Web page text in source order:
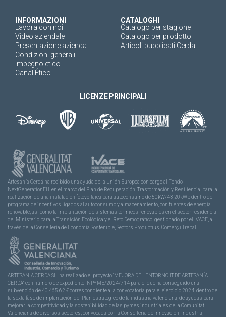
INFORMAZIONI
Lavora con noi
Video aziendale
Presentazione azienda
Condizioni generali
Impegno etico
Canal Ético
CATALOGHI
Catalogo per stagione
Catalogo per prodotto
Articoli pubblicati Cerda
LICENZE PRINCIPALI
Artesanía Cerdá ha recibido una ayuda de la Unión Europea con cargo al Fondo
NextGenerationEU, en el marco del Plan de Recuperación, Trasformación y Resiliencia, para la
realización de una instalación fotovoltaica para autoconsumo de 50kW/43,20kWp dentro del
programa de incentivos ligados al autoconsumo y almacenamiento, con fuentes de energía
renovable, así como la implantación de sistemas térmicos renovables en el sector residencial
del Ministerio para la Transición Ecológica y el Reto Demográfico, gestionado por el IVACE, a
través de la Consellería de Economía Sostenible, Sectors Productius, Comerç i Treball.
ARTESANIA CERDA SL, ha realizado el proyecto “MEJORA DEL ENTORNO IT DE ARTESANÍA
CERDÁ” con número de expediente INPYME/2024/714 para el que ha conseguido una
subvención de 40.465,62 € correspondiente a la convocatoria para el ejercicio 2024, dentro de
la sexta fase de implantación del Plan estratégico de la industria valenciana, de ayudas para
mejorar la competitividad y la sostenibilidad de las pymes industriales de la Comunitat
Valenciana de diversos sectores, convocada por la Conselleria de Innovación, Industria,